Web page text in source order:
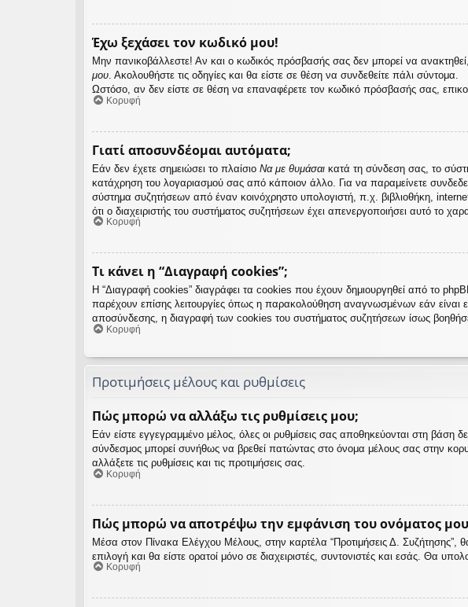
Έχω ξεχάσει τον κωδικό μου!
Μην πανικοβάλλεστε! Αν και ο κωδικός πρόσβασής σας δεν μπορεί να
μου. Ακολουθήστε τις οδηγίες και θα είστε σε θέση να συνδεθείτε πάλι σύντομα.
Ωστόσο, αν δεν είστε σε θέση να επαναφέρετε τον κωδικό πρόσβασής σας,
Κορυφή
Γιατί αποσυνδέομαι αυτόματα;
Εάν δεν έχετε σημειώσει το πλαίσιο Να με θυμάσαι κατά τη σύνδεση σας, το
κατάχρηση του λογαριασμού σας από κάποιον άλλο. Για να παραμείνετε
σύστημα συζητήσεων από έναν κοινόχρηστο υπολογιστή, π.χ. βιβλιοθήκη,
ότι ο διαχειριστής του συστήματος συζητήσεων έχει απενεργοποιήσει αυτό το
Κορυφή
Τι κάνει η “Διαγραφή cookies”;
Η “Διαγραφή cookies” διαγράφει τα cookies που έχουν δημιουργηθεί από το
παρέχουν επίσης λειτουργίες όπως η παρακολούθηση αναγνωσμένων εάν είναι
αποσύνδεσης, η διαγραφή των cookies του συστήματος συζητήσεων ίσως
Κορυφή
Προτιμήσεις μέλους και ρυθμίσεις
Πώς μπορώ να αλλάξω τις ρυθμίσεις μου;
Εάν είστε εγγεγραμμένο μέλος, όλες οι ρυθμίσεις σας αποθηκεύονται στη
σύνδεσμος μπορεί συνήθως να βρεθεί πατώντας στο όνομα μέλους σας στην
αλλάξετε τις ρυθμίσεις και τις προτιμήσεις σας.
Κορυφή
Πώς μπορώ να αποτρέψω την εμφάνιση του ονόματος
Μέσα στον Πίνακα Ελέγχου Μέλους, στην καρτέλα “Προτιμήσεις Δ. Συζήτησης”,
επιλογή και θα είστε ορατοί μόνο σε διαχειριστές, συντονιστές και εσάς. Θα
Κορυφή